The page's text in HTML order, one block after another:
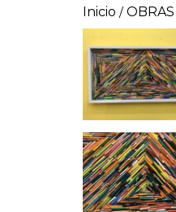
Inicio / OBRAS